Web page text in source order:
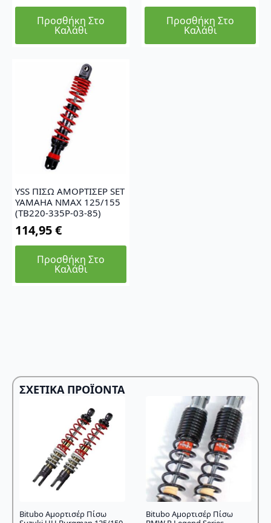
Προσθήκη Στο
Καλάθι
Προσθήκη Στο
Καλάθι
YSS ΠΙΣΩ ΑΜΟΡΤΙΣΕΡ SET
YAMAHA NMAX 125/155
(TB220-335P-03-85)
114,95€
Προσθήκη Στο
Καλάθι
ΣΧΕΤΙΚΆ ΠΡΟΪΌΝΤΑ
Bitubo Αμορτισέρ Πίσω
Bitubo Αμορτισέρ Πίσω